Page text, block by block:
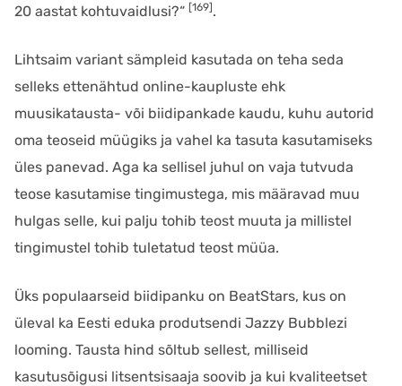
20 aastat kohtuvaidlusi?“ [169] .
Lihtsaim variant sämpleid kasutada on teha seda
selleks ettenähtud online-kaupluste ehk
muusikatausta- või biidipankade kaudu, kuhu autorid
oma teoseid müügiks ja vahel ka tasuta kasutamiseks
üles panevad. Aga ka sellisel juhul on vaja tutvuda
teose kasutamise tingimustega, mis määravad muu
hulgas selle, kui palju tohib teost muuta ja millistel
tingimustel tohib tuletatud teost müüa.
Üks populaarseid biidipanku on BeatStars, kus on
üleval ka Eesti eduka produtsendi Jazzy Bubblezi
looming. Tausta hind sõltub sellest, milliseid
kasutusõigusi litsentsisaaja soovib ja kui kvaliteetset